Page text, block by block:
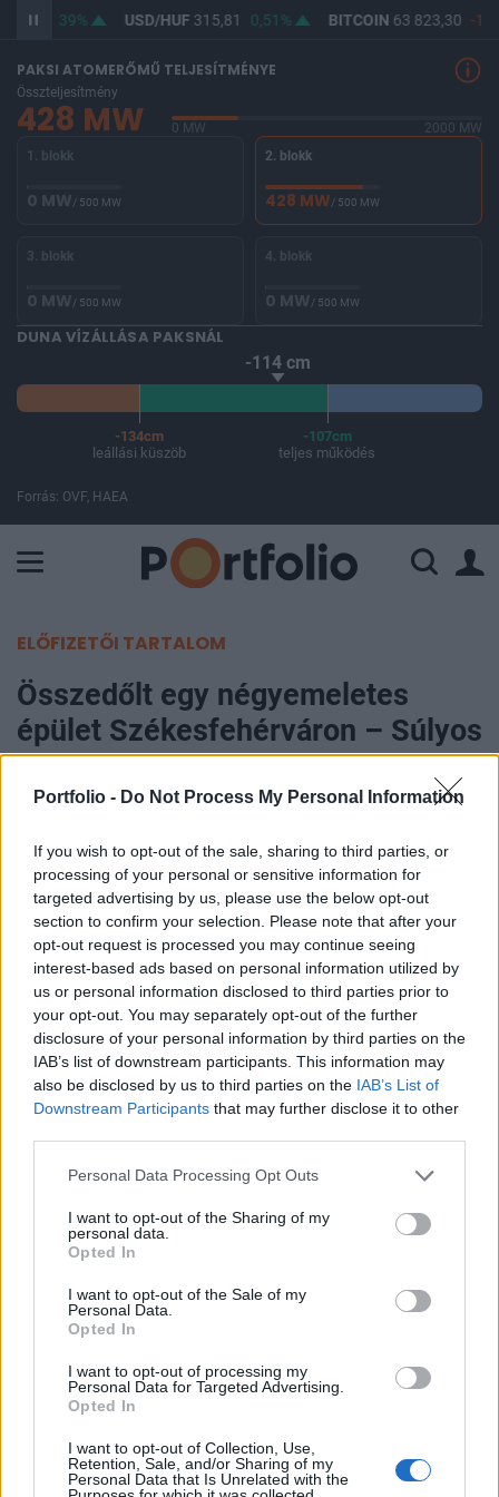
Portfolio - Do Not Process My Personal Information
If you wish to opt-out of the sale, sharing to third parties, or
processing of your personal or sensitive information for
targeted advertising by us, please use the below opt-out
section to confirm your selection. Please note that after your
opt-out request is processed you may continue seeing
interest-based ads based on personal information utilized by
us or personal information disclosed to third parties prior to
your opt-out. You may separately opt-out of the further
disclosure of your personal information by third parties on the
IAB’s list of downstream participants. This information may
also be disclosed by us to third parties on the IAB’s List of
Downstream Participants that may further disclose it to other
Personal Data Processing Opt Outs
I want to opt-out of the Sharing of my
personal data.
Opted In
I want to opt-out of the Sale of my
Personal Data.
Opted In
I want to opt-out of processing my
Personal Data for Targeted Advertising.
Opted In
I want to opt-out of Collection, Use,
Retention, Sale, and/or Sharing of my
Personal Data that Is Unrelated with the
0,39% USD/HUF315,81 0,51% BITCOIN63 823,30 -
PAKSI ATOMERŐMŰ TELJESÍTMÉNYE
Összteljesítmény
428 MW 0 MW
2000 MW
1. blokk
0 MW/ 500 MW
2. blokk
428 MW/ 500 MW
3. blokk
0 MW/ 500 MW
4. blokk
0 MW/ 500 MW
DUNA VÍZÁLLÁSA PAKSNÁL
-114 cm
-134cm
leállási küszöb
-107cm
teljes működés
Forrás: OVF, HAEA
ELŐFIZETŐI TARTALOM
Összedőlt egy négyemeletes
épület Székesfehérváron – Súlyos
állapotban lévő sérültet mentettek
ki a romok alól (2.)
Portfolio
2026. június 01. 21:53
Egy négyemeletes, bontás alatt lévő ipari épület
omlott össze Székesfehérváron a Kontroll
Facebook-bejegyzése szerint. A 24.hu információi
alapján egy ember a romok alatt rekedt.
FRISSÍTÉS! Kimentették a romok alatt rekedt
férfit, aki súlyos-életveszélyes állapotban van. A
rendőrség ismeretlen tettes ellen indított eljárást.
Főigazgatóság szóvivője a 24.hu megkeresésére azt felelte,
hogy leomlott egy bontásra váró négyemeletes épület
Székesfehérváron, a Takarodó úton. Egy ember a romok
a baleset helyszínére, ahová több kutyás, és speciális
mentőegység is elindult. – mondta....
KEDVES OLVASÓNK!
tartozik, melynek olvasása előfizetéses
regisztrációhoz kötött.